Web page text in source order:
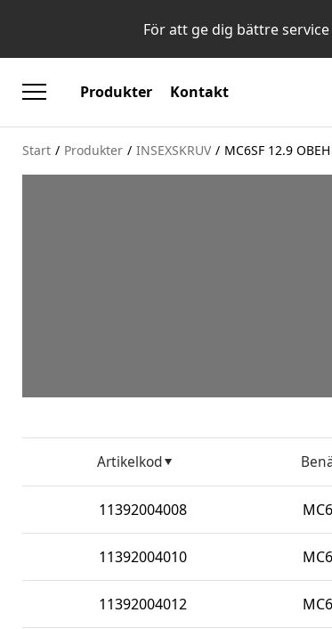
För att ge dig bättre
Produkter Kontakt
Start / Produkter / INSEXSKRUV / MC6SF 12.9 OBEH
Artikelkod
11392004008
11392004010
11392004012